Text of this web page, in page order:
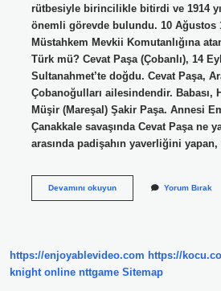
rütbesiyle birincilikle bitirdi ve 1914
önemli görevde bulundu. 10 Ağustos
Müstahkem Mevkii Komutanlığına
Türk mü? Cevat Paşa (Çobanlı), 14
Sultanahmet’te doğdu. Cevat Paşa,
Çobanoğulları ailesindendir. Babası,
Müşir (Mareşal) Şakir Paşa. Annesi
Çanakkale savaşında Cevat Paşa ne
arasında padişahın yaverliğini
Devamını okuyunCevat
Yorum Bırak
https://enjoyablevideo.com https://
knight online nttgame Sitemap